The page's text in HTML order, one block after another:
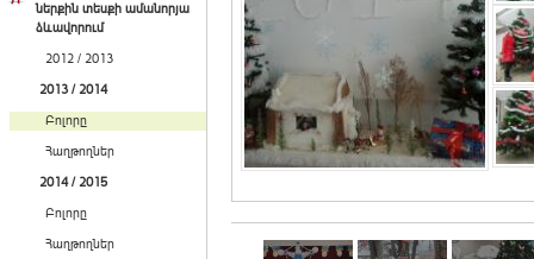
ներքին տեսքի ամանորյա
ձևավորում
2012 / 2013
2013 / 2014
Բոլորը
Հաղթողներ
2014 / 2015
Բոլորը
Հաղթողներ